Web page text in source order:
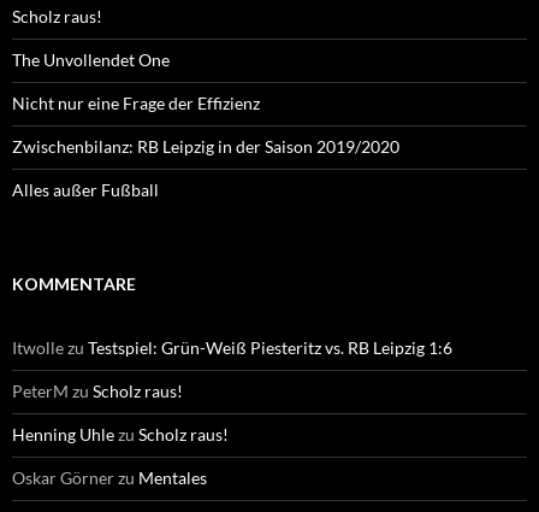
Scholz raus!
The Unvollendet One
Nicht nur eine Frage der Effizienz
Zwischenbilanz: RB Leipzig in der Saison 2019/2020
Alles außer Fußball
KOMMENTARE
Itwollezu Testspiel: Grün-Weiß Piesteritz vs. RB Leipzig 1:6
PeterM zu Scholz raus!
Henning Uhlezu Scholz raus!
Oskar Görnerzu Mentales